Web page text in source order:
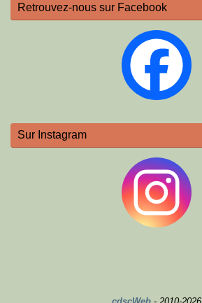
Retrouvez-nous sur Facebook
Sur Instagram